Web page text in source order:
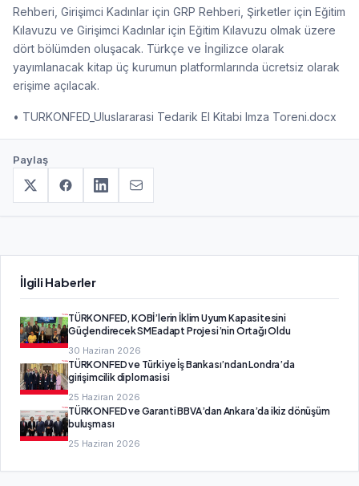
Rehberi, Girişimci Kadınlar için GRP Rehberi, Şirketler için Eğitim
Kılavuzu ve Girişimci Kadınlar için Eğitim Kılavuzu olmak üzere
dört bölümden oluşacak. Türkçe ve İngilizce olarak
yayımlanacak kitap üç kurumun platformlarında ücretsiz olarak
erişime açılacak.
• TURKONFED_Uluslararasi Tedarik El Kitabi Imza Toreni.docx
Paylaş
İlgili Haberler
TÜRKONFED, KOBİ’lerin İklim Uyum Kapasitesini
Güçlendirecek SMEadapt Projesi’nin Ortağı Oldu
30 Haziran 2026
TÜRKONFED ve Türkiye İş Bankası’ndan Londra’da
girişimcilik diplomasisi
25 Haziran 2026
TÜRKONFED ve Garanti BBVA’dan Ankara’da ikiz dönüşüm
buluşması
25 Haziran 2026